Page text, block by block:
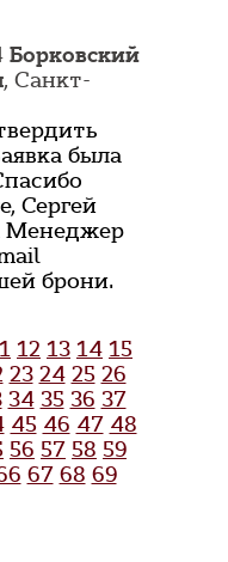
Борковский
, Санкт-
была
Сергей
Менеджер
брони.
12 13 14 15
23 24 25 26
34 35 36 37
45 46 47 48
56 57 58 59
67 68 69